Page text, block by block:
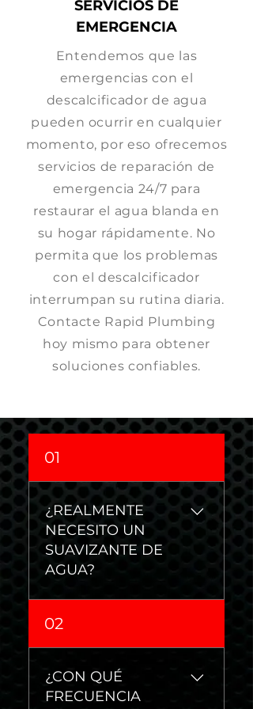
SERVICIOS DE
EMERGENCIA
Entendemos que las
emergencias con el
descalcificador de agua
pueden ocurrir en cualquier
momento, por eso ofrecemos
servicios de reparación de
emergencia 24/7 para
restaurar el agua blanda en
su hogar rápidamente. No
permita que los problemas
con el descalcificador
interrumpan su rutina diaria.
Contacte Rapid Plumbing
hoy mismo para obtener
soluciones confiables.
01
¿REALMENTE
NECESITO UN
SUAVIZANTE DE
AGUA?
San Antonio y sus
alrededores tienen agua
extremadamente dura,
un suavizador de agua
ayuda a reducir la
02
¿CON QUÉ
FRECUENCIA